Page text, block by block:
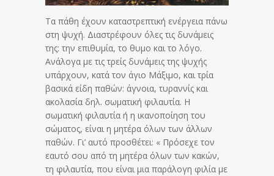
Τα πάθη έχουν καταστρεπτική ενέργεια πάνω
στη ψυχή. Διαστρέφουν όλες τις δυνάμεις
της: την επιθυμία, το θυμο και το λόγο.
Ανάλογα με τις τρείς δυνάμεις της ψυχής
υπάρχουν, κατά τον άγιο Μάξιμο, και τρία
βασικά είδη παθών: άγνοια, τυραννίς και
ακολασία δηλ. σωματική φιλαυτία. Η
σωματική φιλαυτία ή η ικανοποίηση του
σώματος, είναι η μητέρα όλων των άλλων
παθών. Γι’ αυτό προσθέτει: « Πρόσεχε τον
εαυτό σου από τη μητέρα όλων των κακών,
τη φιλαυτία, που είναι μια παράλογη φιλία με